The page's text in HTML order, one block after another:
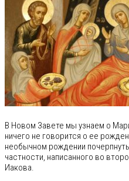
В Новом Завете мы узнаем о
ничего не говорится о ее
необычном рождении
частности, написанного во
Иакова.